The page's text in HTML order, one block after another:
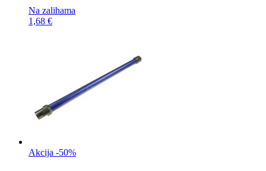
Na zalihama
1,68 €
Akcija -50%